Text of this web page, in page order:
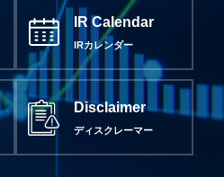
IR Calendar
IRカレンダー
Disclaimer
ディスクレーマー